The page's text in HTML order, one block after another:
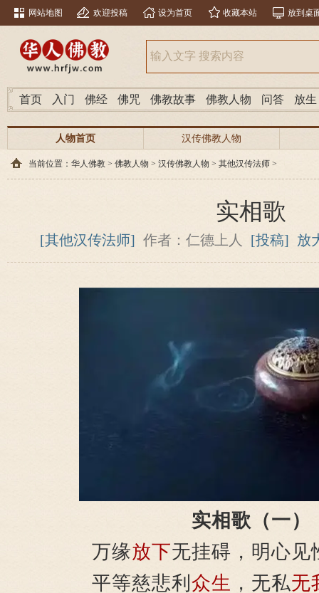
网站地图 欢迎投稿 设为首页 收藏本站 放到桌
首页 入门 佛经 佛咒 佛教故事 佛教人物 问答 放生
人物首页 汉传佛教人物
当前位置： 华人佛教 > 佛教人物 > 汉传佛教人物 > 其他汉传法师 >
实相歌
[其他汉传法师] 作者：仁德上人 [投稿] 放
实相歌（一）
万缘放下无挂碍，明心见
平等慈悲利 众生 ，无私无